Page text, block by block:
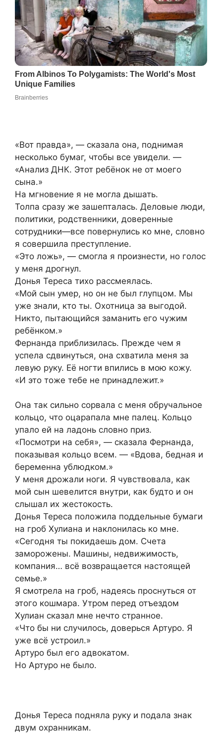
«Вот правда», — сказала она, поднимая
несколько бумаг, чтобы все увидели. —
«Анализ ДНК. Этот ребёнок не от моего
сына.»
На мгновение я не могла дышать.
Толпа сразу же зашепталась. Деловые люди,
политики, родственники, доверенные
сотрудники—все повернулись ко мне, словно
я совершила преступление.
«Это ложь», — смогла я произнести, но голос
у меня дрогнул.
Донья Тереса тихо рассмеялась.
«Мой сын умер, но он не был глупцом. Мы
уже знали, кто ты. Охотница за выгодой.
Никто, пытающийся заманить его чужим
ребёнком.»
Фернанда приблизилась. Прежде чем я
успела сдвинуться, она схватила меня за
левую руку. Её ногти впились в мою кожу.
«И это тоже тебе не принадлежит.»
Она так сильно сорвала с меня обручальное
кольцо, что оцарапала мне палец. Кольцо
упало ей на ладонь словно приз.
«Посмотри на себя», — сказала Фернанда,
показывая кольцо всем. — «Вдова, бедная и
беременна ублюдком.»
У меня дрожали ноги. Я чувствовала, как
мой сын шевелится внутри, как будто и он
слышал их жестокость.
Донья Тереса положила поддельные бумаги
на гроб Хулиана и наклонилась ко мне.
«Сегодня ты покидаешь дом. Счета
заморожены. Машины, недвижимость,
компания… всё возвращается настоящей
семье.»
Я смотрела на гроб, надеясь проснуться от
этого кошмара. Утром перед отъездом
Хулиан сказал мне нечто странное.
«Что бы ни случилось, доверься Артуро. Я
уже всё устроил.»
Артуро был его адвокатом.
Но Артуро не было.
Донья Тереса подняла руку и подала знак
двум охранникам.